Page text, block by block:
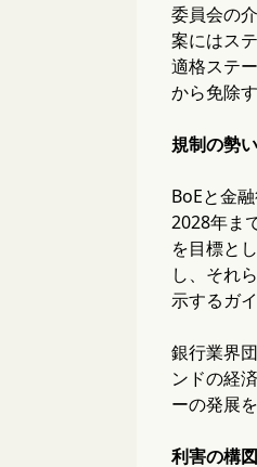
委員会の
案にはス
適格ステ
から免除
規制の勢
BoEと金
2028年ま
を目標と
し、それ
示するガ
銀行業界
ンドの経
ーの発展
利害の構図